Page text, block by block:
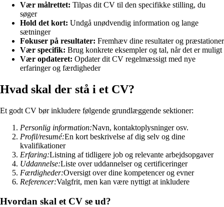
Vær målrettet: Tilpas dit CV til den specifikke stilling, du
søger
Hold det kort: Undgå unødvendig information og lange
sætninger
Fokuser på resultater: Fremhæv dine resultater og præstationer
Vær specifik: Brug konkrete eksempler og tal, når det er muligt
Vær opdateret: Opdater dit CV regelmæssigt med nye
erfaringer og færdigheder
Hvad skal der stå i et CV?
Et godt CV bør inkludere følgende grundlæggende sektioner:
Personlig information:Navn, kontaktoplysninger osv.
Profil/resumé:En kort beskrivelse af dig selv og dine
kvalifikationer
Erfaring:Listning af tidligere job og relevante arbejdsopgaver
Uddannelse:Liste over uddannelser og certificeringer
Færdigheder:Oversigt over dine kompetencer og evner
Referencer:Valgfrit, men kan være nyttigt at inkludere
Hvordan skal et CV se ud?